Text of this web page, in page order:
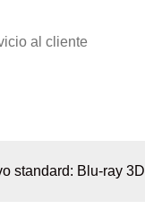
al cliente
standard: Blu-ray 3D